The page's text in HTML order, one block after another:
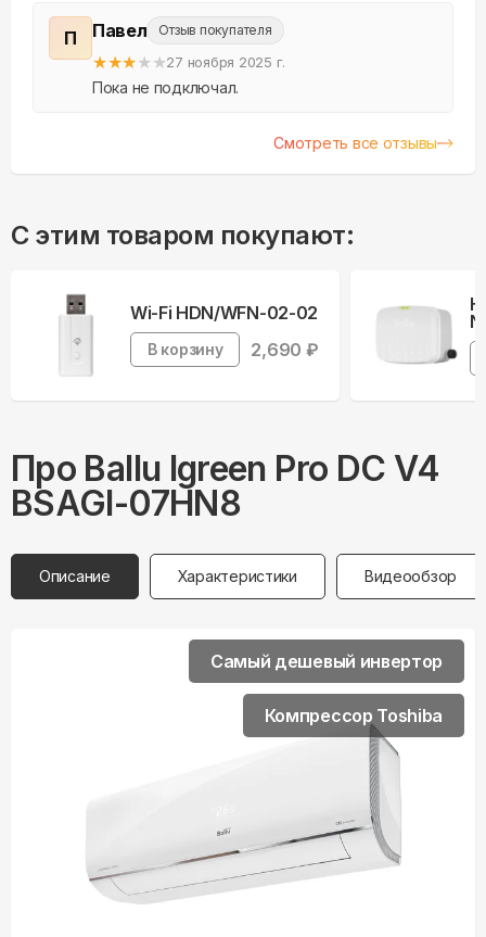
П Павел Отзыв покупателя
★★★★ ★27 ноября 2025 г.
Пока не подключал.
Смотреть все отзывы
С этим товаром покупают:
Wi-Fi HDN/WFN-02-02
В корзину 2,690 ₽
Про Ballu Igreen Pro DC V4
BSAGI-07HN8
Описание Характеристики Видеообзор
Самый дешевый инвертор
Компрессор Toshiba